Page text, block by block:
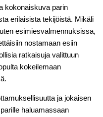
kokonaiskuva parin
erilaisista tekijöistä. Mikäli
esimiesvalmennuksissa,
nostamaan esiin
ratkaisuja valittuun
kokeilemaan
ja jokaisen
haluamassaan